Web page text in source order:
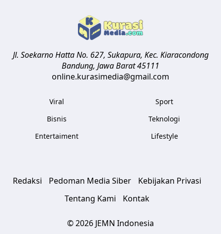
Jl. Soekarno Hatta No. 627, Sukapura, Kec. Kiaracondong
Bandung, Jawa Barat45111
online.kurasimedia@gmail.com
Viral
Bisnis
Entertaiment
Sport
Teknologi
Lifestyle
Redaksi Pedoman Media Siber
Kebijakan Privasi
Tentang Kami
Kontak
© 2026 JEMN Indonesia